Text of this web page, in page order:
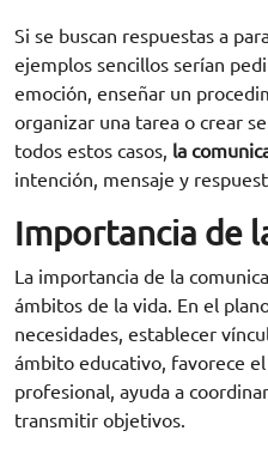
Si se buscan respuestas a
ejemplos sencillos serían
emoción, enseñar un
organizar una tarea o crear
todos estos casos, la
intención, mensaje y
Importancia de
La importancia de la
ámbitos de la vida. En el
necesidades, establecer
ámbito educativo, favorece
profesional, ayuda a
transmitir objetivos.